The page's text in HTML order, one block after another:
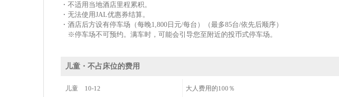
・不适用当地酒店里程累积。
・无法使用JAL优惠券结算。
・酒店后方设有停车场（每晚1,800日元/每台）（最多85台/依先后顺序）
※停车场不可预约。满车时，可能会引导您至附近的投币式停车场。
儿童・不占床位的费用
儿童 10-12 大人费用的100％